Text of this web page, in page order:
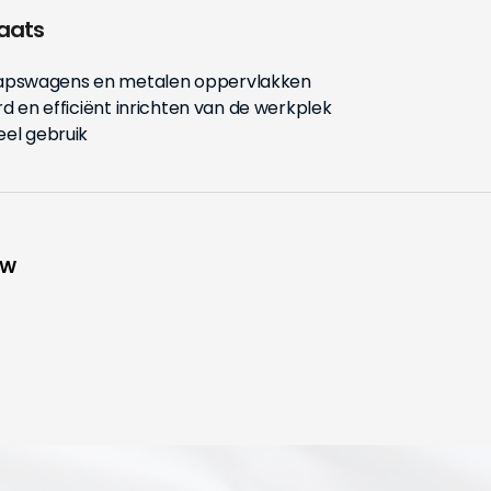
en metalen oppervlakken
en efficiënt inrichten van de werkplek
gebruik